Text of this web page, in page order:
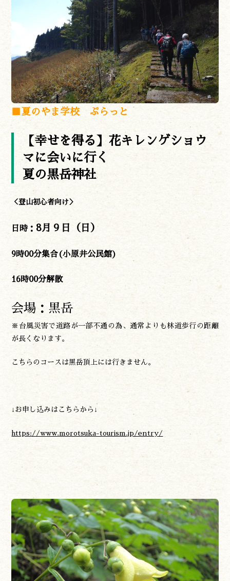
■夏のやま学校 ぷらっと
【幸せを得る】花キレンゲショウ
マに会いに行く
夏の黒岳神社
＜登山初心者向け＞
日時： 8月９日（日）
9時00分集合(小原井公民館)
16時00分解散
会場：黒岳
※台風災害で道路が一部不通の為、通常よりも林道歩行の距離
が長くなります。
こちらのコースは黒岳頂上には行きません。
↓お申し込みはこちらから↓
https://www.morotsuka-tourism.jp/entry/